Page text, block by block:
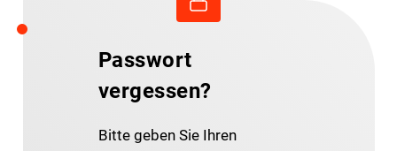
Passwort
vergessen?
Bitte geben Sie Ihren